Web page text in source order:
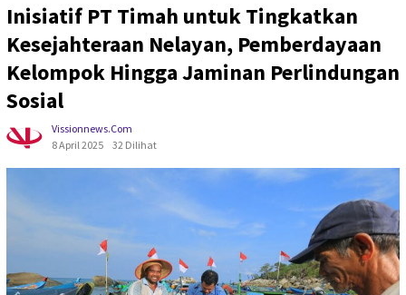
Inisiatif PT Timah untuk Tingkatkan
Kesejahteraan Nelayan, Pemberdayaan
Kelompok Hingga Jaminan Perlindungan
Sosial
Vissionnews.com
8 April 2025
32 Dilihat